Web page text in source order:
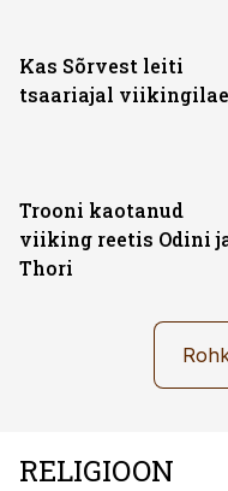
Kas Sõrvest leiti
tsaariajal
Trooni kaotanud
viiking reetis Odini
Thori
RELIGIOON